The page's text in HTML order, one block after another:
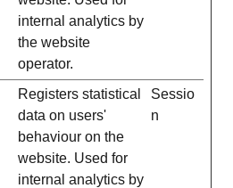
internal analytics by
the website
operator.
Registers statistical
data on users'
behaviour on the
website. Used for
internal analytics by
Sessio
n